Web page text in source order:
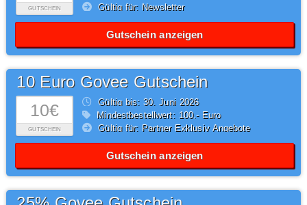
GUTSCHEIN
Gültig für: Newsletter
Gutschein anzeigen
10€
GUTSCHEIN
10 Euro Govee Gutschein
Gültig bis: 30.Juni2026
Mindestbestellwert: 100,- Euro
Gültig für: Partner Exklusiv Angebote
Gutschein anzeigen